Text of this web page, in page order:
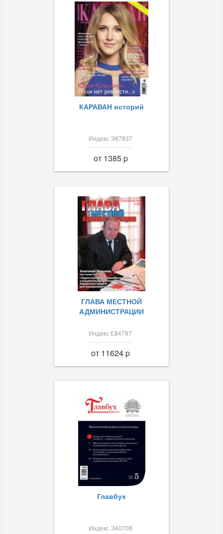
КАРАВАН историй
Индекс Э87837
от 1385 p
ГЛАВА МЕСТНОЙ
АДМИНИСТРАЦИИ
Индекс Е84787
от 11624 p
Главбух
Индекс Э40708